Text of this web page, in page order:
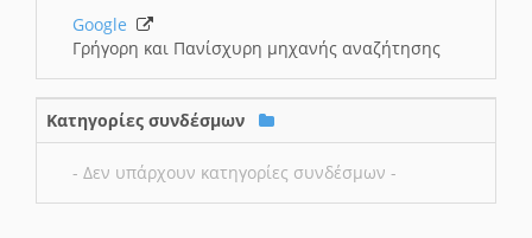
Google
Γρήγορη και Πανίσχυρη μηχανής αναζήτησης
Κατηγορίες συνδέσμων
- Δεν υπάρχουν κατηγορίες συνδέσμων -